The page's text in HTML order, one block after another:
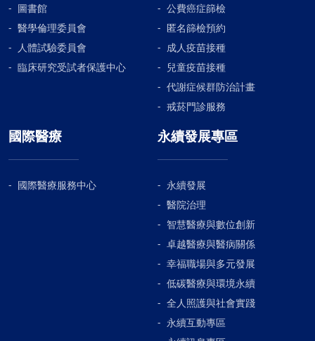
圖書館
醫學倫理委員會
人體試驗委員會
臨床研究受試者保護中心
公費癌症篩檢
匿名篩檢預約
成人疫苗接種
兒童疫苗接種
代謝症候群防治計畫
戒菸門診服務
國際醫療
國際醫療服務中心
永續發展專區
永續發展
醫院治理
智慧醫療與數位創新
卓越醫療與醫病關係
幸福職場與多元發展
低碳醫療與環境永續
全人照護與社會實踐
永續互動專區